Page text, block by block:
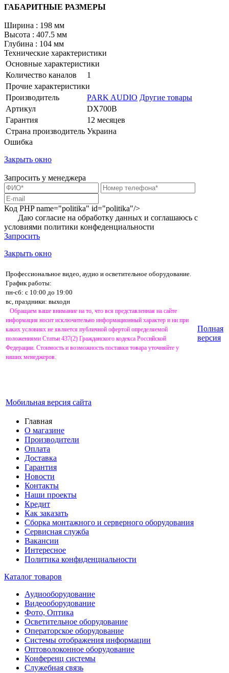
ГАБАРИТНЫЕ РАЗМЕРЫ
Ширина : 198 мм
Высота : 407.5 мм
Глубина : 104 мм
Технические характеристики
Основные характеристики
Количество каналов
1
Прочие характеристики
Производитель
PARK AUDIO Другие товары
Артикул
DX700B
Гарантия
12 месяцев
Страна производитель Украина
Ошибка
Закрыть окно
Запросить у менеджера
Код PHPname="politika" id="politika"/>
Даю согласие на обработку данных и соглашаюсь с
условиями политики конфеденциальности
Запросить
Закрыть окно
Профессиональное видео, аудио и осветительное оборудование.
График работы:
пн-сб: с 10:00 до 19:00
вс, праздники: выходн
Обращаем ваше внимание на то, что вся представленная на сайте
информация носит исключительно информационный характер и ни при
каких условиях не является публичной офертой определяемой
положениями Статьи 437(2) Гражданского кодекса Российской
Федерации. Стоимость и возможность поставки товара уточняйте у
наших менеджеров.
Мобильная версия сайта
Полная
версия
Главная
О магазине
Производители
Оплата
Доставка
Гарантия
Новости
Контакты
Наши проекты
Кредит
Как заказать
Сборка монтажного и серверного оборудования
Сервисная служба
Вакансии
Интересное
Политика конфиденциальности
Каталог товаров
Аудиооборудование
Видеооборудование
Фото, Оптика
Осветительное оборудование
Операторское оборудование
Системы отображения информации
Оптоволоконное оборудование
Конференц системы
Служебная связь